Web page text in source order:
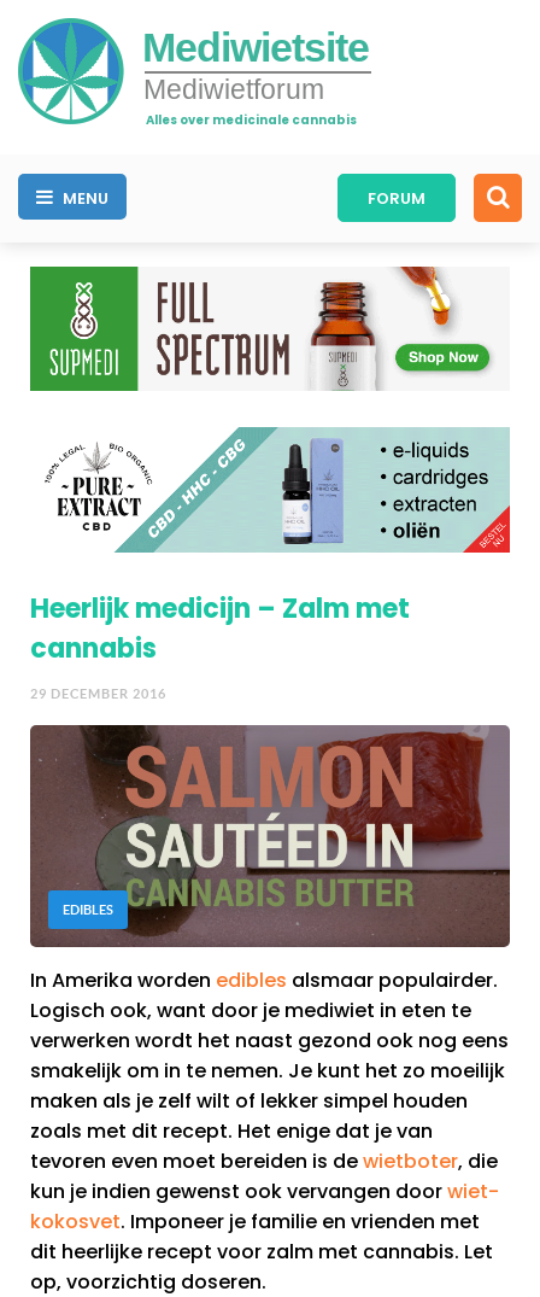
Mediwietsite
Mediwietforum
Alles over medicinale cannabis
MENU FORUM
Heerlijk medicijn – Zalm met
cannabis
29 DECEMBER 2016
EDIBLES
In Amerika worden edibles alsmaar populairder.
Logisch ook, want door je mediwiet in eten te
verwerken wordt het naast gezond ook nog eens
smakelijk om in te nemen. Je kunt het zo moeilijk
maken als je zelf wilt of lekker simpel houden
zoals met dit recept. Het enige dat je van
tevoren even moet bereiden is dewietboter, die
kun je indien gewenst ook vervangen doorwiet-
kokosvet. Imponeer je familie en vrienden met
dit heerlijke recept voor zalm met cannabis. Let
op, voorzichtig doseren.